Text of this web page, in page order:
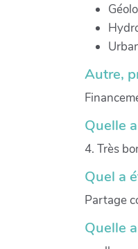
Autre,
Quelle
4. Très
Quel a
Partage
Quelle